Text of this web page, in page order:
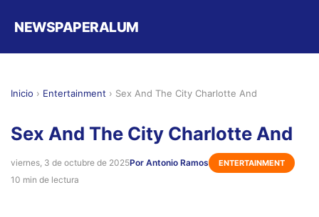
NEWSPAPERALUM
Inicio › Entertainment › Sex And The City Charlotte And
Sex And The City Charlotte And
viernes, 3 de octubre de 2025Por Antonio Ramos ENTERTAINMENT
10 min de lectura